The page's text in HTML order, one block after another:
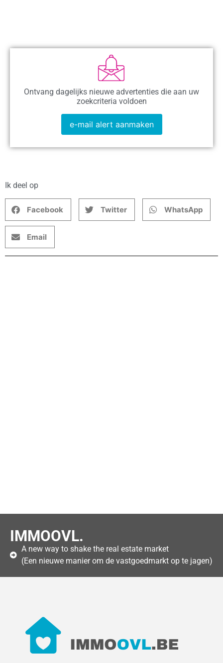
Ontvang dagelijks nieuwe advertenties die aan uw
zoekcriteria voldoen
e-mail alert aanmaken
Ik deel op
Facebook Twitter WhatsApp
Email
IMMOOVL.
A new way to shake the real estate market
(Een nieuwe manier om de vastgoedmarkt op te jagen)